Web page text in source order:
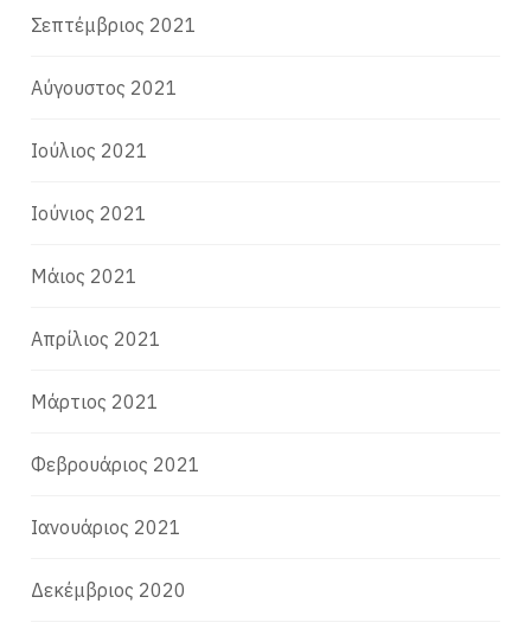
Σεπτέμβριος 2021
Αύγουστος 2021
Ιούλιος 2021
Ιούνιος 2021
Μάιος 2021
Απρίλιος 2021
Μάρτιος 2021
Φεβρουάριος 2021
Ιανουάριος 2021
Δεκέμβριος 2020